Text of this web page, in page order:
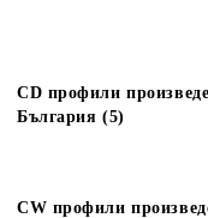
CD профили
България (5)
CW профили